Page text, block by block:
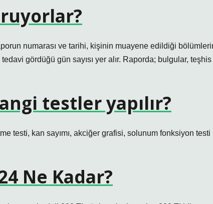
numarası ve tarihi, kişinin muayene edildiği
gördüğü gün sayısı yer alır. Raporda; bulgular, teşhis
testler yapılır?
testi, kan sayımı, akciğer grafisi, solunum fonksiyon testi
Ne Kadar?